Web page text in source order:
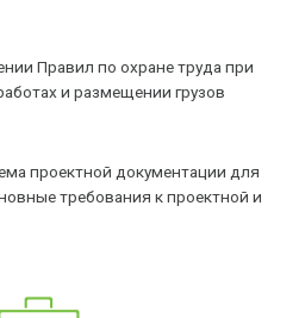
Правил по охране труда при
и размещении грузов
проектной документации для
требования к проектной и